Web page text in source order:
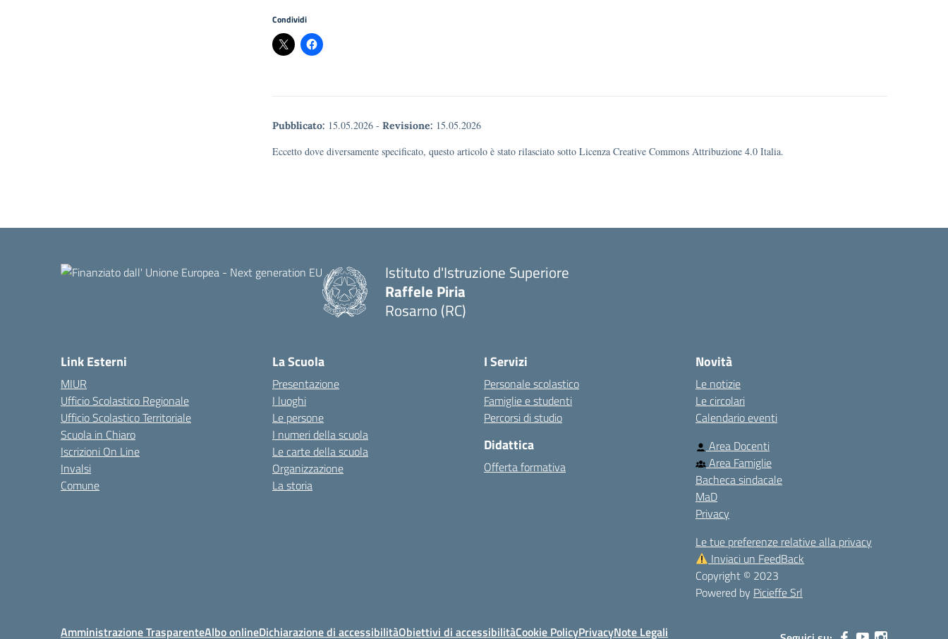
Condividi
Pubblicato: 15.05.2026 - Revisione: 15.05.2026
Eccetto dove diversamente specificato, questo articolo è stato rilasciato sotto Licenza Creative Commons Attribuzione 4.0 Italia.
Istituto d'Istruzione Superiore
Raffele Piria
Rosarno (RC)
Link Esterni
MIUR
Ufficio Scolastico Regionale
Ufficio Scolastico Territoriale
Scuola in Chiaro
Iscrizioni On Line
Invalsi
Comune
La Scuola
Presentazione
I luoghi
Le persone
I numeri della scuola
Le carte della scuola
Organizzazione
La storia
I Servizi
Personale scolastico
Famiglie e studenti
Percorsi di studio
Didattica
Offerta formativa
Novità
Le notizie
Le circolari
Calendario eventi
Area Docenti
Area Famiglie
Bacheca sindacale
MaD
Privacy
Le tue preferenze relative alla privacy
Inviaci un FeedBack
Copyright © 2023
Powered by Picieffe Srl
Amministrazione TrasparenteAlbo onlineDichiarazione di accessibilitàObiettivi di accessibilitàCookie PolicyPrivacyNote Legali